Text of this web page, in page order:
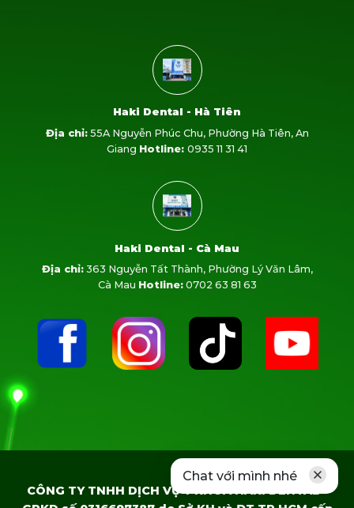
Haki Dental - Hà Tiên
Địa chỉ:55A Nguyễn Phúc Chu, Phường Hà Tiên, An
Giang Hotline: 0935 11 31 41
Haki Dental - Cà Mau
Địa chỉ:363 Nguyễn Tất Thành, Phường Lý Văn Lâm,
Cà Mau Hotline:0702 63 81 63
CÔNG TY TNHH DỊCH VỤ Y KHOA HAKI DENTAL -
Chat với mình nhé